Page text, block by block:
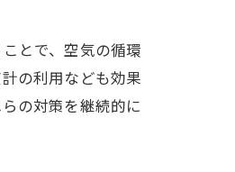
とで、空気の循環
の利用なども効果
の対策を継続的に